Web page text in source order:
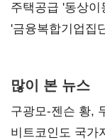
진실 밝혀야"
주택공급 '동상
'금융복합기업집
많이 본 뉴스
구광모-젠슨 황,
비트코인도 국가